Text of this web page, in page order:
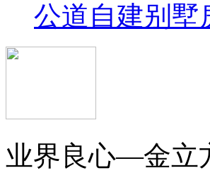
公道自建别墅
业界良心—金立